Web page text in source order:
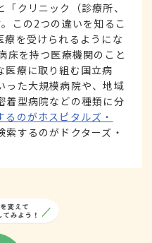
クリニック（診療所、
この2つの違いを知るこ
療を受けられるようにな
床を持つ医療機関のこと
医療に取り組む国立病
った大規模病院や、地域
着型病院などの種類に分
るのがホスピタルズ・
するのがドクターズ・